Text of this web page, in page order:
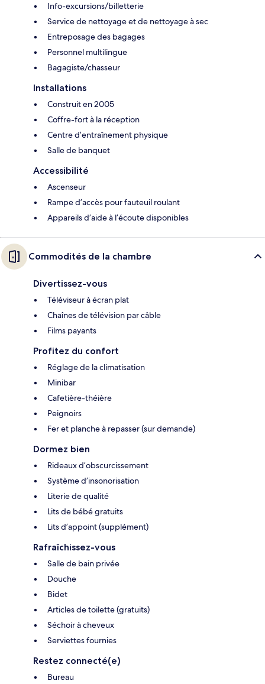
Info-excursions/billetterie
Service de nettoyage et de nettoyage à sec
Entreposage des bagages
Personnel multilingue
Bagagiste/chasseur
Installations
Construit en 2005
Coffre-fort à la réception
Centre d’entraînement physique
Salle de banquet
Accessibilité
Ascenseur
Rampe d’accès pour fauteuil roulant
Appareils d’aide à l’écoute disponibles
Commodités de la chambre
Divertissez-vous
Téléviseur à écran plat
Chaînes de télévision par câble
Films payants
Profitez du confort
Réglage de la climatisation
Minibar
Cafetière-théière
Peignoirs
Fer et planche à repasser (sur demande)
Dormez bien
Rideaux d’obscurcissement
Système d’insonorisation
Literie de qualité
Lits de bébé gratuits
Lits d’appoint (supplément)
Rafraîchissez-vous
Salle de bain privée
Douche
Bidet
Articles de toilette (gratuits)
Séchoir à cheveux
Serviettes fournies
Restez connecté(e)
Bureau